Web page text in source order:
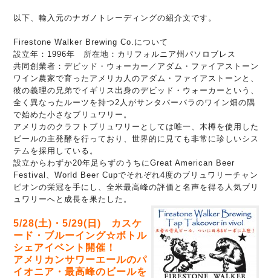
以下、輸入元のナガノトレーディングの紹介文です。
Firestone Walker Brewing Co.について
設立年：1996年 所在地：カリフォルニア州パソロブレス
共同創業者：デビッド・ウォーカー／アダム・ファイアストーン
ワイン農家で育ったアメリカ人のアダム・ファイアストーンと、
彼の義理の兄弟でイギリス出身のデビッド・ウォーカーという、
全く異なったルーツを持つ2人がサンタバーバラのワイン畑の隅
で始めた小さなブリュワリー。
アメリカのクラフトブリュワリーとしては唯一、木樽を使用した
ビールの主発酵を行っており、世界的に見ても非常に珍しいシス
テムを採用している。
設立からわずか20年足らずのうちにGreat American Beer
Festival、World Beer Cupでそれぞれ4度のブリュワリーチャン
ピオンの栄冠を手にし、全米最高峰の評価と名声を得る人気ブリ
ュワリーへと成長を果たした。
5/28(土)・5/29(日) カスケ
ード・ブルーイング☆ボトル
シェアイベント開催！
アメリカンサワーエールのパ
イオニア・最高峰のビールを